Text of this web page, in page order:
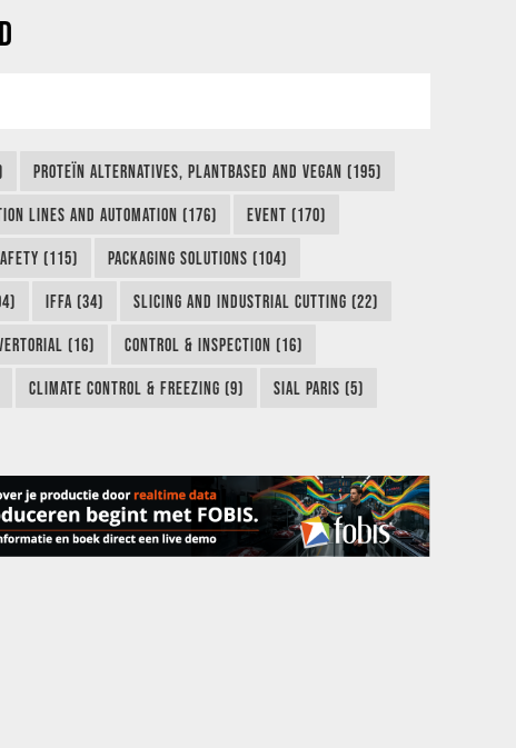
PROTEÏN ALTERNATIVES, PLANTBASED AND VEGAN (195)
LINES AND AUTOMATION (176) EVENT (170)
(115) PACKAGING SOLUTIONS (104)
IFFA (34) SLICING AND INDUSTRIAL CUTTING (22)
(16) CONTROL & INSPECTION (16)
CLIMATE CONTROL & FREEZING (9) SIAL PARIS (5)